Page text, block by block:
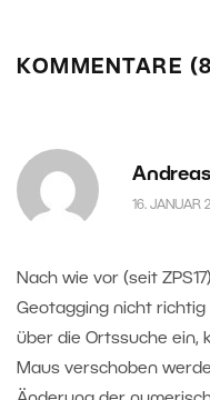
KOMMENTARE
16. JANUAR
Nach wie vor (seit
Geotagging nicht
über die Ortssuche ein,
Maus verschoben